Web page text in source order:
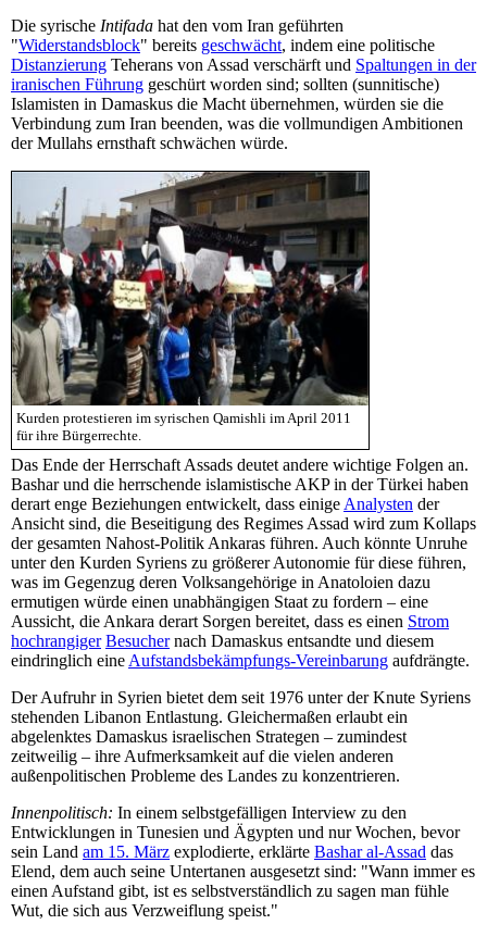
Die syrische Intifada hat den vom Iran geführten
"Widerstandsblock" bereits geschwächt, indem eine politische
Distanzierung Teherans von Assad verschärft und Spaltungen in der
iranischen Führung geschürt worden sind; sollten (sunnitische)
Islamisten in Damaskus die Macht übernehmen, würden sie die
Verbindung zum Iran beenden, was die vollmundigen Ambitionen
der Mullahs ernsthaft schwächen würde.
Kurden protestieren im syrischen Qamishli im April 2011
für ihre Bürgerrechte.
Das Ende der Herrschaft Assads deutet andere wichtige Folgen an.
Bashar und die herrschende islamistische AKP in der Türkei haben
derart enge Beziehungen entwickelt, dass einige Analysten der
Ansicht sind, die Beseitigung des Regimes Assad wird zum Kollaps
der gesamten Nahost-Politik Ankaras führen. Auch könnte Unruhe
unter den Kurden Syriens zu größerer Autonomie für diese führen,
was im Gegenzug deren Volksangehörige in Anatoloien dazu
ermutigen würde einen unabhängigen Staat zu fordern – eine
Aussicht, die Ankara derart Sorgen bereitet, dass es einen Strom
hochrangiger Besuchernach Damaskus entsandte und diesem
eindringlich eine Aufstandsbekämpfungs-Vereinbarung aufdrängte.
Der Aufruhr in Syrien bietet dem seit 1976 unter der Knute Syriens
stehenden Libanon Entlastung. Gleichermaßen erlaubt ein
abgelenktes Damaskus israelischen Strategen – zumindest
zeitweilig – ihre Aufmerksamkeit auf die vielen anderen
außenpolitischen Probleme des Landes zu konzentrieren.
Innenpolitisch: In einem selbstgefälligen Interview zu den
Entwicklungen in Tunesien und Ägypten und nur Wochen, bevor
sein Land am 15. März explodierte, erklärte Bashar al-Assad das
Elend, dem auch seine Untertanen ausgesetzt sind: "Wann immer es
einen Aufstand gibt, ist es selbstverständlich zu sagen man fühle
Wut, die sich aus Verzweiflung speist."